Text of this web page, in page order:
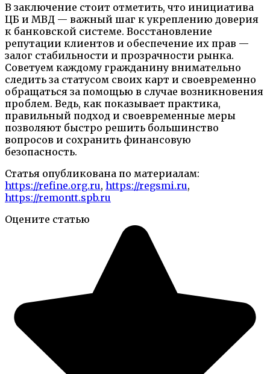
В заключение стоит отметить, что инициатива
ЦБ и МВД — важный шаг к укреплению доверия
к банковской системе. Восстановление
репутации клиентов и обеспечение их прав —
залог стабильности и прозрачности рынка.
Советуем каждому гражданину внимательно
следить за статусом своих карт и своевременно
обращаться за помощью в случае возникновения
проблем. Ведь, как показывает практика,
правильный подход и своевременные меры
позволяют быстро решить большинство
вопросов и сохранить финансовую
безопасность.
Статья опубликована по материалам:
https://refine.org.ru, https://regsmi.ru,
https://remontt.spb.ru
Оцените статью